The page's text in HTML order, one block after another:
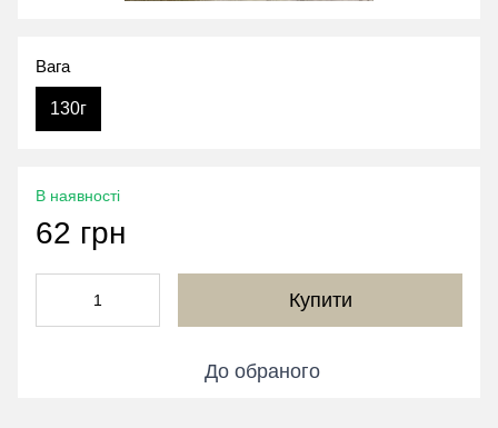
Вага
130г
В наявності
62 грн
Купити
До обраного